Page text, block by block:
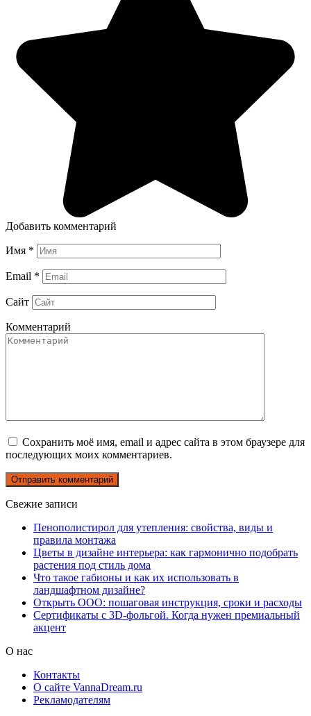
Добавить комментарий
Имя *
Email *
Сайт
Комментарий
Сохранить моё имя, email и адрес сайта в этом браузере для
последующих моих комментариев.
Свежие записи
Пенополистирол для утепления: свойства, виды и
правила монтажа
Цветы в дизайне интерьера: как гармонично подобрать
растения под стиль дома
Что такое габионы и как их использовать в
ландшафтном дизайне?
Открыть ООО: пошаговая инструкция, сроки и расходы
Сертификаты с 3D-фольгой. Когда нужен премиальный
акцент
О нас
Контакты
О сайте VannaDream.ru
Рекламодателям